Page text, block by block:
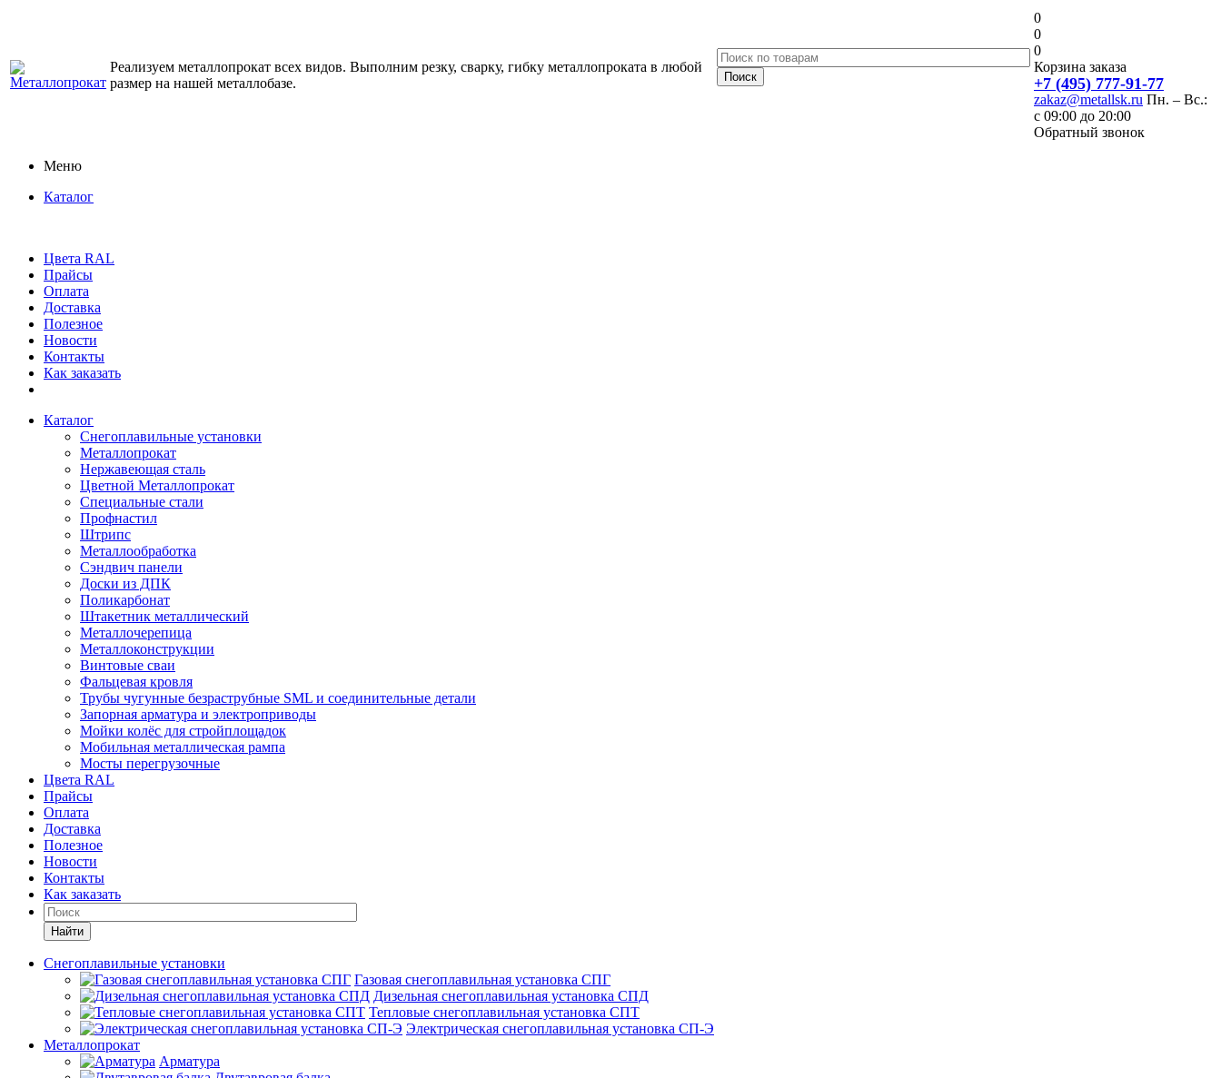
Реализуем металлопрокат всех видов. Выполним резку, сварку, гибку металлопроката в любой
размер на нашей металлобазе.
0
0
0
Корзина заказа
+7 (495) 777-91-77
zakaz@metallsk.ru Пн. – Вс.:
с 09:00 до 20:00
Обратный звонок
Меню
Каталог
Цвета RAL
Прайсы
Оплата
Доставка
Полезное
Новости
Контакты
Как заказать
Каталог
Снегоплавильные установки
Металлопрокат
Нержавеющая сталь
Цветной Металлопрокат
Специальные стали
Профнастил
Штрипс
Металлообработка
Сэндвич панели
Доски из ДПК
Поликарбонат
Штакетник металлический
Металлочерепица
Металлоконструкции
Винтовые сваи
Фальцевая кровля
Трубы чугунные безраструбные SML и соединительные детали
Запорная арматура и электроприводы
Мойки колёс для стройплощадок
Мобильная металлическая рампа
Мосты перегрузочные
Цвета RAL
Прайсы
Оплата
Доставка
Полезное
Новости
Контакты
Как заказать
Найти
Снегоплавильные установки
Газовая снегоплавильная установка СПГ
Дизельная снегоплавильная установка СПД
Тепловые снегоплавильная установка СПТ
Электрическая снегоплавильная установка СП-Э
Металлопрокат
Арматура